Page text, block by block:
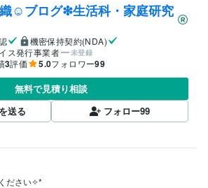
☺︎ブログ❇︎生活科・家庭研究
機密保持契約(NDA)
ス発行事業者
未登録
3評価 5.0フォロワー99
無料で見積り相談
送る
フォロー99
ださい✧*